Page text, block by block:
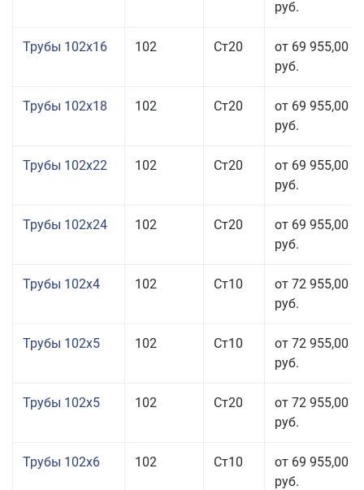
руб.
Трубы 102x16 102 Ст20
от 69 955,00
руб.
Трубы 102x18 102 Ст20
от 69 955,00
руб.
Трубы 102x22 102 Ст20
от 69 955,00
руб.
Трубы 102x24 102 Ст20
от 69 955,00
руб.
Трубы 102x4 102 Ст10
от 72 955,00
руб.
Трубы 102x5 102 Ст10
от 72 955,00
руб.
Трубы 102x5 102 Ст20
от 72 955,00
руб.
Трубы 102x6 102 Ст10
от 69 955,00
руб.